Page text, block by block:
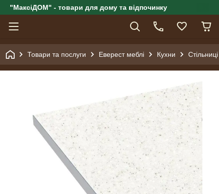
"МаксіДОМ" - товари для дому та відпочинку
Товари та послуги Еверест меблі Кухни Стільниці